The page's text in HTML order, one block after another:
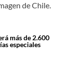
de Chile.
más de 2.600
especiales